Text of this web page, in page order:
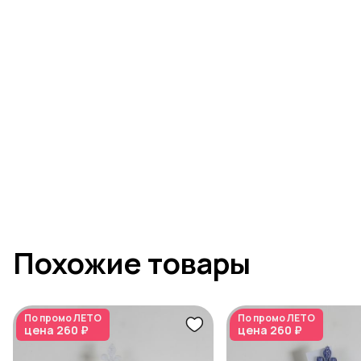
Похожие товары
По промоЛЕТО
цена 260 ₽
По промоЛЕТО
цена 260 ₽